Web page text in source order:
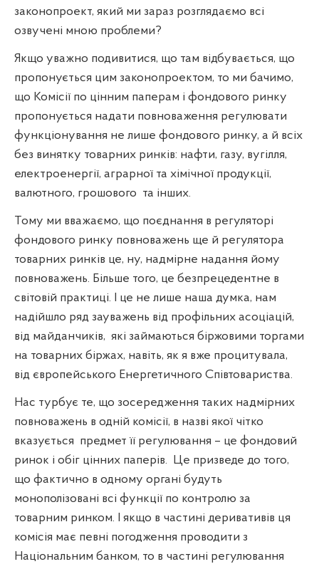
законопроект, який ми зараз розглядаємо всі
озвучені мною проблеми?
Якщо уважно подивитися, що там відбувається, що
пропонується цим законопроектом, то ми бачимо,
що Комісії по цінним паперам і фондового ринку
пропонується надати повноваження регулювати
функціонування не лише фондового ринку, а й всіх
без винятку товарних ринків: нафти, газу, вугілля,
електроенергії, аграрної та хімічної продукції,
валютного, грошового та інших.
Тому ми вважаємо, що поєднання в регуляторі
фондового ринку повноважень ще й регулятора
товарних ринків це, ну, надмірне надання йому
повноважень. Більше того, це безпрецедентне в
світовій практиці. І це не лише наша думка, нам
надійшло ряд зауважень від профільних асоціацій,
від майданчиків, які займаються біржовими торгами
на товарних біржах, навіть, як я вже процитувала,
від європейського Енергетичного Співтовариства.
Нас турбує те, що зосередження таких надмірних
повноважень в одній комісії, в назві якої чітко
вказується предмет її регулювання – це фондовий
ринок і обіг цінних паперів.
Це призведе до того,
що фактично в одному органі будуть
монополізовані всі функції по контролю за
товарним ринком. І якщо в частині деривативів ця
комісія має певні погодження проводити з
Національним банком, то в частині регулювання